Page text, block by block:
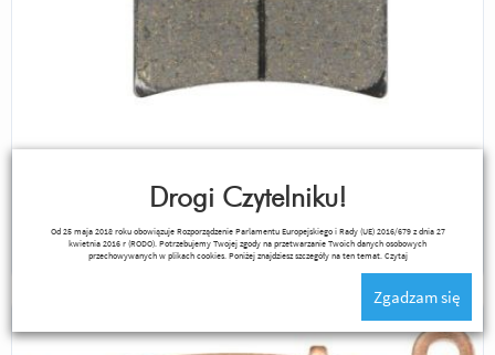
Klocki Hamulcowe TRW MCB785 Organic Przód
120,00 zł
Drogi Czytelniku!
Od 25 maja 2018 roku obowiązuje Rozporządzenie Parlamentu Europejskiego i Rady (UE) 2016/679 z dnia 27
kwietnia 2016 r (RODO). Potrzebujemy Twojej zgody na przetwarzanie Twoich danych osobowych
przechowywanych w plikach cookies. Poniżej znajdziesz szczegóły na ten temat. Czytaj
Zgadzam się